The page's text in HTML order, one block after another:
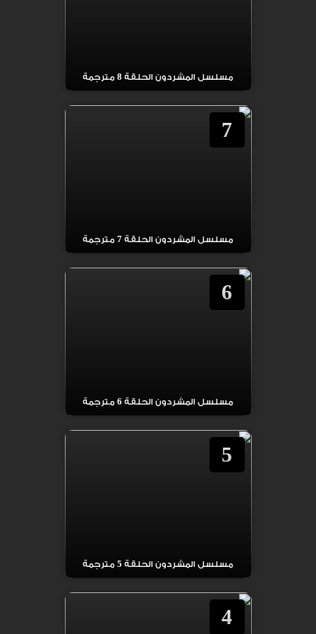
مسلسل المشردون الحلقة 8 مترجمة
7
مسلسل المشردون الحلقة 7 مترجمة
6
مسلسل المشردون الحلقة 6 مترجمة
5
مسلسل المشردون الحلقة 5 مترجمة
4